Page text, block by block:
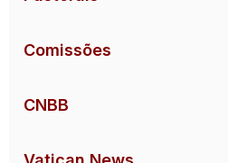
Comissões
CNBB